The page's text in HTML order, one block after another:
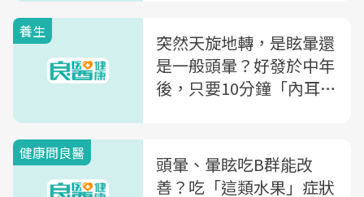
養生
突然天旋地轉，是眩暈還
是一般頭暈？好發於中年
後，只要10分鐘「內耳體
健康問良醫
頭暈、暈眩吃B群能改
善？吃「這類水果」症狀